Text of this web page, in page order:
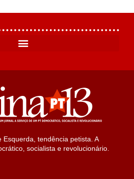
Esquerda, tendência petista. A
socialista e revolucionário.